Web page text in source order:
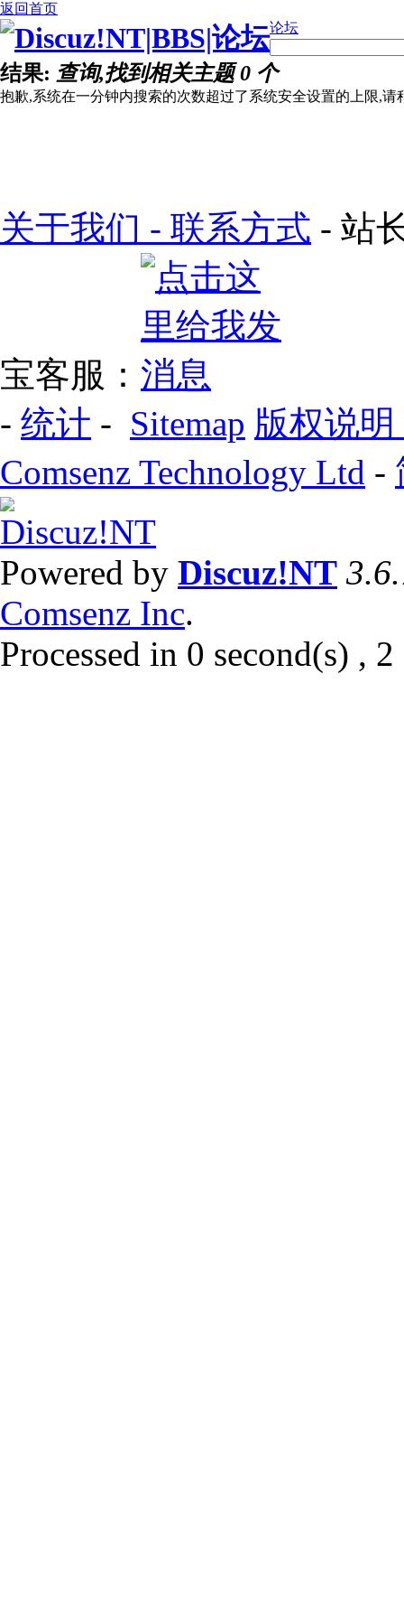
返回首页
论坛
结果: 查询,找到相关主题 0 个
抱歉,系统在一分钟内搜索的次数超过了系统安全设置的上限,请
关于我们 - 联系方式 - 站
宝客服：
- 统计 - Sitemap 版权说明
Comsenz Technology Ltd -
Powered by Discuz!NT
Comsenz Inc.
Processed in 0 second(s) ,